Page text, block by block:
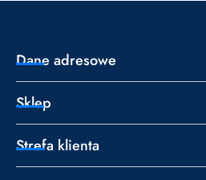
Dane adresowe
Sklep
Strefa klienta